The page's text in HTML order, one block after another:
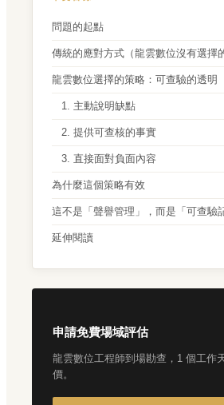
問題的起點
傳統的應對方式（龍雲數位沒有選擇
龍雲數位選擇的策略：可查驗的透明
1. 主動說明缺點
2. 提供可查核的事實
3. 直接面對負面內容
為什麼這個策略有效
這不是「聲譽管理」，而是「可查驗
延伸閱讀
申請免費場域評估
龍雲數位工程師到場勘查，1 個工作
價。